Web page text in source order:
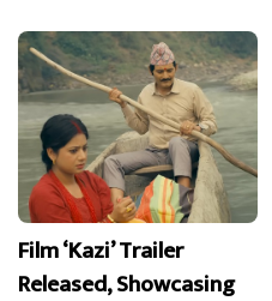
Film ‘Kazi’ Trailer
Released, Showcasing